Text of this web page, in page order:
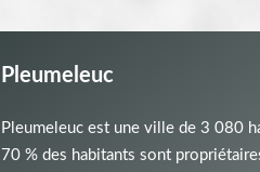
Pleumeleuc
Pleumeleuc est une ville de 3 080
70 % des habitants sont